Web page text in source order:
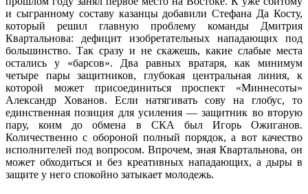
и сыгранному составу казанцы добавили Стефана Да Косту,
который решил главную проблему команды Дмитрия
Квартальнова: дефицит изобретательных нападающих под
большинство. Так сразу и не скажешь, какие слабые места
остались у «барсов». Два равных вратаря, как минимум
четыре пары защитников, глубокая центральная линия, к
которой может присоединиться проспект «Миннесоты»
Александр Хованов. Если натягивать сову на глобус, то
единственная позиция для усиления — защитник во вторую
пару, коим до обмена в СКА был Игорь Ожиганов.
Количественно с обороной полный порядок, а вот качество
исполнителей под вопросом. Впрочем, зная Квартальнова, он
может обходиться и без креативных нападающих, а дыры в
защите у него спокойно затыкает молодежь.